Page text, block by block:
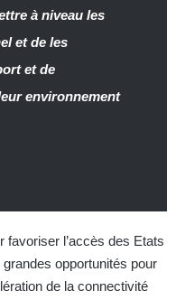
à niveau les
et de les
et de
environnement
favoriser l’accès des Etats
grandes opportunités pour
de la connectivité